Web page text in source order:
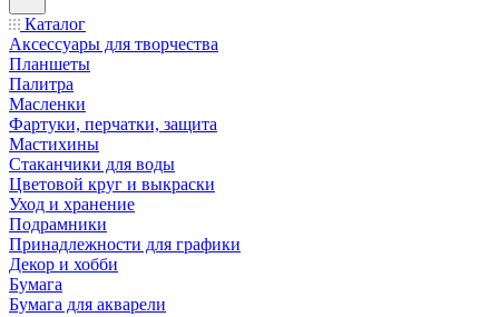
Каталог
Аксессуары для творчества
Планшеты
Палитра
Масленки
Фартуки, перчатки, защита
Мастихины
Стаканчики для воды
Цветовой круг и выкраски
Уход и хранение
Подрамники
Принадлежности для графики
Декор и хобби
Бумага
Бумага для акварели